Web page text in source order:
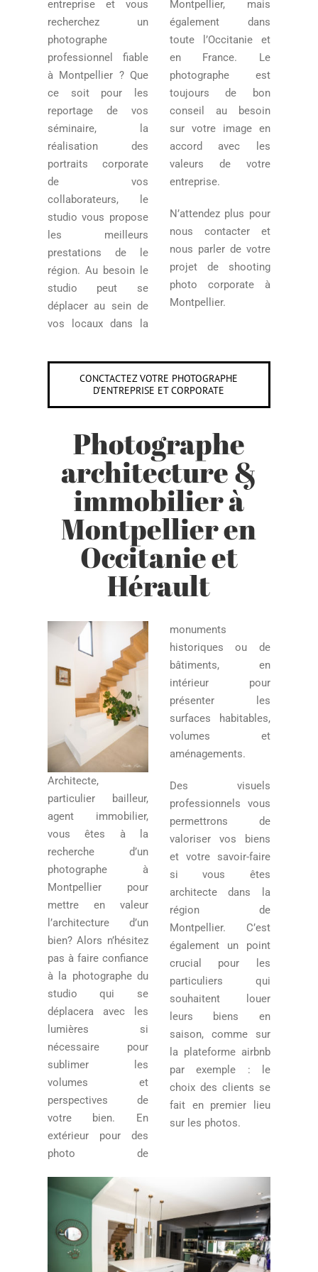
entreprise et vous
recherchez un
photographe
professionnel fiable
à Montpellier ? Que
ce soit pour les
reportage de vos
séminaire, la
réalisation des
portraits corporate
de vos
collaborateurs, le
studio vous propose
les meilleurs
prestations de le
région. Au besoin le
studio peut se
déplacer au sein de
vos locaux dans la
Montpellier, mais
également dans
toute l’Occitanie et
en France. Le
photographe est
toujours de bon
conseil au besoin
sur votre image en
accord avec les
valeurs de votre
entreprise.
N’attendez plus pour
nous contacter et
nous parler de votre
projet de shooting
photo corporate à
Montpellier.
CONCTACTEZ VOTRE PHOTOGRAPHE
D’ENTREPRISE ET CORPORATE
Photographe
architecture &
immobilier à
Montpellier en
Occitanie et
Hérault
Architecte,
particulier bailleur,
agent immobilier,
vous êtes à la
recherche d’un
photographe à
Montpellier pour
mettre en valeur
l’architecture d’un
bien? Alors n’hésitez
pas à faire confiance
à la photographe du
studio qui se
déplacera avec les
lumières si
nécessaire pour
sublimer les
volumes et
perspectives de
votre bien. En
extérieur pour des
photo de
monuments
historiques ou de
bâtiments, en
intérieur pour
présenter les
surfaces habitables,
volumes et
aménagements.
Des visuels
professionnels vous
permettrons de
valoriser vos biens
et votre savoir-faire
si vous êtes
architecte dans la
région de
Montpellier. C’est
également un point
crucial pour les
particuliers qui
souhaitent louer
leurs biens en
saison, comme sur
la plateforme airbnb
par exemple : le
choix des clients se
fait en premier lieu
sur les photos.